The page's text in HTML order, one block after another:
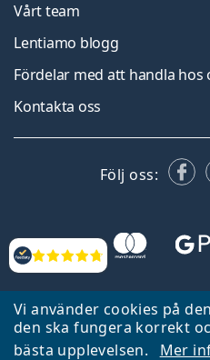
Vi använder cookies på
den ska fungera korrekt
bästa upplevelsen.
Mer
Recensioner
Vårt team
Lentiamo blogg
Fördelar med att handla hos
Kontakta oss
Följ oss: